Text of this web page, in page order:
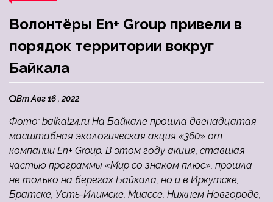
Волонтёры En+ Group привели в
порядок территории вокруг
Байкала
Вт Авг 16 , 2022
Фото: baikal24.ru На Байкале прошла двенадцатая
масштабная экологическая акция «360» от
компании En+ Group. В этом году акция, ставшая
частью программы «Мир со знаком плюс», прошла
не только на берегах Байкала, но и в Иркутске,
Братске, Усть-Илимске, Миассе, Нижнем Новгороде,